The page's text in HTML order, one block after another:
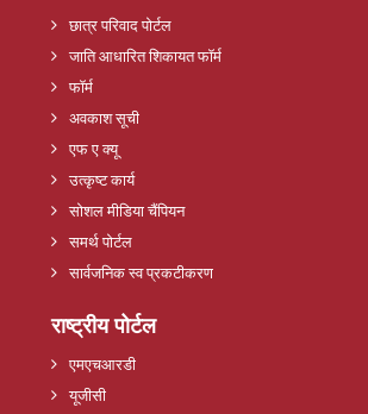
छात्र परिवाद पोर्टल
जाति आधारित शिकायत फॉर्म
फॉर्म
अवकाश सूची
एफ ए क्यू
उत्कृष्ट कार्य
सोशल मीडिया चैंपियन
समर्थ पोर्टल
सार्वजनिक स्व प्रकटीकरण
राष्ट्रीय पोर्टल
एमएचआरडी
यूजीसी